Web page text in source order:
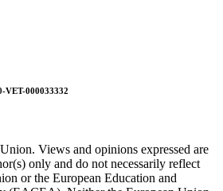
VET-000033332
Views and opinions expressed are
only and do not necessarily reflect
or the European Education and